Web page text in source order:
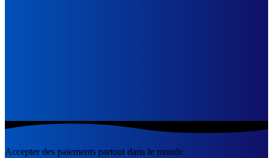
Accepter des paiements partout dans le monde